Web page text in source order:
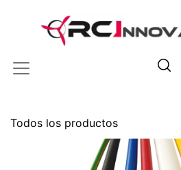
Todos los productos